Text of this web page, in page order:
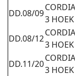
DD.08/09
CORDIA
3 HOEK
DD.08/12
CORDIA
3 HOEK
DD.11/20
CORDIA
3 HOEK